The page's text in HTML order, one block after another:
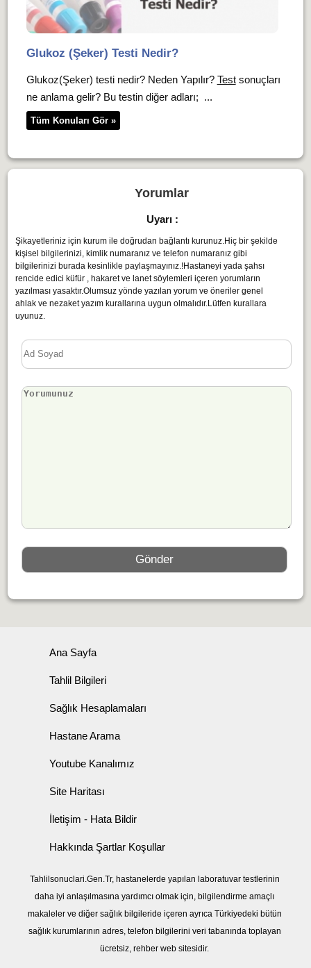
Glukoz (Şeker) Testi Nedir?
Glukoz(Şeker) testi nedir? Neden Yapılır? Testsonuçları
ne anlama gelir? Bu testin diğer adları; ...
Tüm Konuları Gör »
Yorumlar
Uyarı :
Şikayetleriniz için kurum ile doğrudan bağlantı kurunuz.Hiç bir şekilde
kişisel bilgilerinizi, kimlik numaranız ve telefon numaranız gibi
bilgilerinizi burada kesinlikle paylaşmayınız.!Hastaneyi yada şahsı
rencide edici küfür , hakaret ve lanet söylemleri içeren yorumların
yazılması yasaktır.Olumsuz yönde yazılan yorum ve öneriler genel
ahlak ve nezaket yazım kurallarına uygun olmalıdır.Lütfen kurallara
uyunuz.
Ana Sayfa
Tahlil Bilgileri
Sağlık Hesaplamaları
Hastane Arama
Youtube Kanalımız
Site Haritası
İletişim - Hata Bildir
Hakkında Şartlar Koşullar
Tahlilsonuclari.Gen.Tr, hastanelerde yapılan laboratuvar testlerinin
daha iyi anlaşılmasına yardımcı olmak için, bilgilendirme amaçlı
makaleler ve diğer sağlık bilgileride içeren ayrıca Türkiyedeki bütün
sağlık kurumlarının adres, telefon bilgilerini veri tabanında toplayan
ücretsiz, rehber web sitesidir.